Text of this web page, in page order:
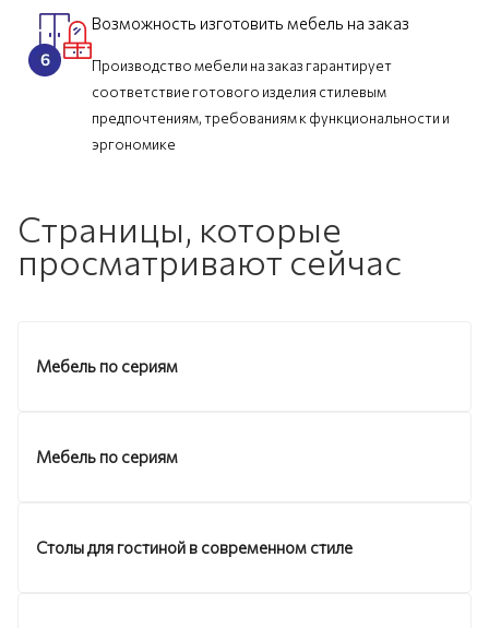
Возможность изготовить мебель на заказ
Производство мебели на заказ гарантирует
соответствие готового изделия стилевым
предпочтениям, требованиям к функциональности и
эргономике
Страницы, которые
просматривают сейчас
Мебель по сериям
Мебель по сериям
Столы для гостиной в современном стиле